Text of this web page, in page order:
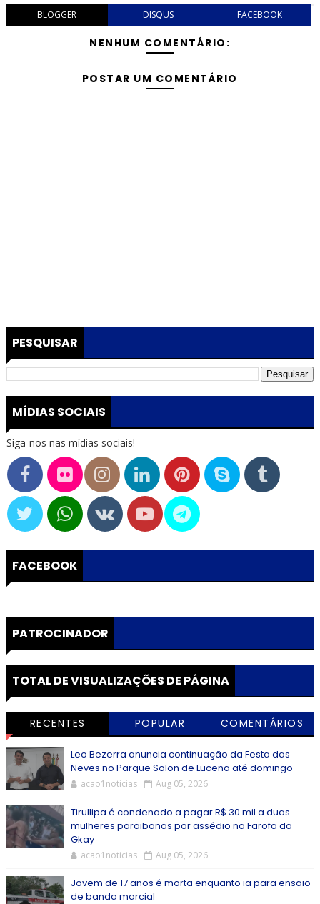
BLOGGER DISQUS FACEBOOK
NENHUM COMENTÁRIO:
POSTAR UM COMENTÁRIO
PESQUISAR
MÍDIAS SOCIAIS
Siga-nos nas mídias sociais!
FACEBOOK
PATROCINADOR
TOTAL DE VISUALIZAÇÕES DE PÁGINA
RECENTES POPULAR COMENTÁRIOS
Leo Bezerra anuncia continuação da Festa das
Neves no Parque Solon de Lucena até domingo
acao1noticias Aug 05, 2026
Tirullipa é condenado a pagar R$ 30 mil a duas
mulheres paraibanas por assédio na Farofa da
Gkay
acao1noticias Aug 05, 2026
Jovem de 17 anos é morta enquanto ia para ensaio
de banda marcial